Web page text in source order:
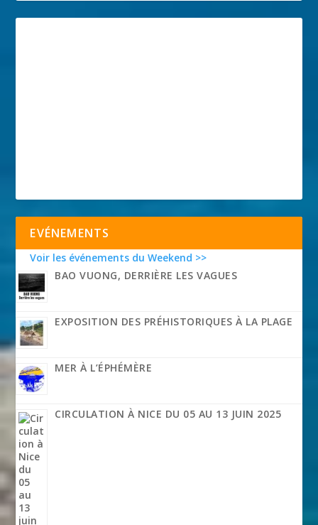
EVÉNEMENTS
Voir les événements du Weekend >>
BAO VUONG, DERRIÈRE LES VAGUES
EXPOSITION DES PRÉHISTORIQUES À LA PLAGE
MER À L’ÉPHÉMÈRE
CIRCULATION À NICE DU 05 AU 13 JUIN 2025